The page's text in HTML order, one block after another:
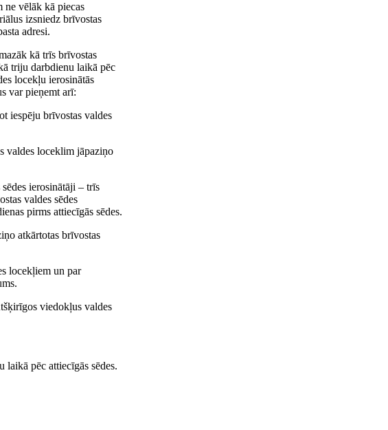
ne vēlāk kā piecas
izsniedz brīvostas
adresi.
kā trīs brīvostas
triju darbdienu laikā pēc
locekļu ierosinātās
var pieņemt arī:
iespēju brīvostas valdes
valdes loceklim jāpaziņo
ierosinātāji – trīs
valdes sēdes
pirms attiecīgās sēdes.
atkārtotas brīvostas
locekļiem un par
viedokļus valdes
pēc attiecīgās sēdes.